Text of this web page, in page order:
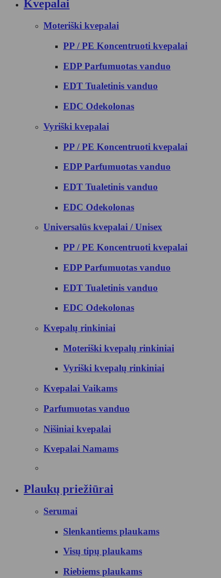
Kvepalai
Moteriški kvepalai
PP / PE Koncentruoti kvepalai
EDP Parfumuotas vanduo
EDT Tualetinis vanduo
EDC Odekolonas
Vyriški kvepalai
PP / PE Koncentruoti kvepalai
EDP Parfumuotas vanduo
EDT Tualetinis vanduo
EDC Odekolonas
Universalūs kvepalai / Unisex
PP / PE Koncentruoti kvepalai
EDP Parfumuotas vanduo
EDT Tualetinis vanduo
EDC Odekolonas
Kvepalų rinkiniai
Moteriški kvepalų rinkiniai
Vyriški kvepalų rinkiniai
Kvepalai Vaikams
Parfumuotas vanduo
Nišiniai kvepalai
Kvepalai Namams
Plaukų priežiūrai
Serumai
Slenkantiems plaukams
Visų tipų plaukams
Riebiems plaukams